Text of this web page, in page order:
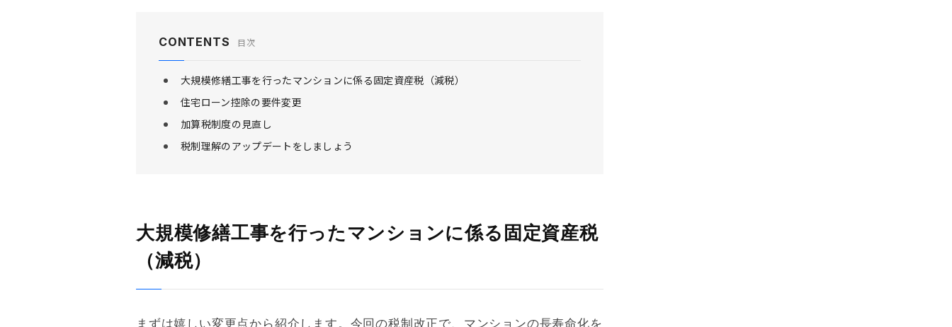
CONTENTS 目次
大規模修繕工事を行ったマンションに係る固定資産税（減税）
住宅ローン控除の要件変更
加算税制度の見直し
税制理解のアップデートをしましょう
大規模修繕工事を行ったマンションに係る固定資産税
（減税）
まずは嬉しい変更点から紹介します。今回の税制改正で、マンションの長寿命化を